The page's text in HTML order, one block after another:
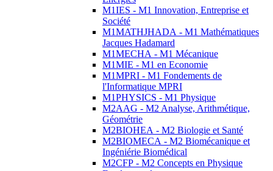
M1IES - M1 Innovation, Entreprise et
Société
M1MATHJHADA - M1 Mathématiques
Jacques Hadamard
M1MECHA - M1 Mécanique
M1MIE - M1 en Economie
M1MPRI - M1 Fondements de
l'Informatique MPRI
M1PHYSICS - M1 Physique
M2AAG - M2 Analyse, Arithmétique,
Géométrie
M2BIOHEA - M2 Biologie et Santé
M2BIOMECA - M2 Biomécanique et
Ingéniérie Biomédical
M2CFP - M2 Concepts en Physique